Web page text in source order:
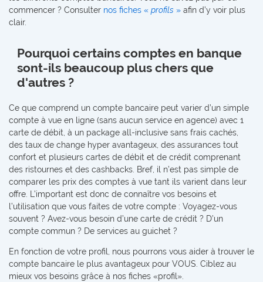
commencer ? Consulter nos fiches « profils » afin d’y voir plus
clair.
Pourquoi certains comptes en banque
sont-ils beaucoup plus chers que
d'autres ?
Ce que comprend un compte bancaire peut varier d’un simple
compte à vue en ligne (sans aucun service en agence) avec 1
carte de débit, à un package all-inclusive sans frais cachés,
des taux de change hyper avantageux, des assurances tout
confort et plusieurs cartes de débit et de crédit comprenant
des ristournes et des cashbacks. Bref, il n’est pas simple de
comparer les prix des comptes à vue tant ils varient dans leur
offre. L’important est donc de connaître vos besoins et
l’utilisation que vous faites de votre compte : Voyagez-vous
souvent ? Avez-vous besoin d’une carte de crédit ? D’un
compte commun ? De services au guichet ?
En fonction de votre profil, nous pourrons vous aider à trouver le
compte bancaire le plus avantageux pour VOUS. Ciblez au
mieux vos besoins grâce à nos fiches «profil».